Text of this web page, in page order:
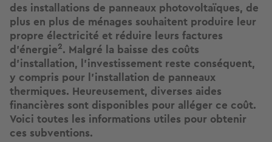
des installations de panneaux photovoltaïques, de
plus en plus de ménages souhaitent produire leur
propre électricité et réduire leurs factures
d’énergie2. Malgré la baisse des coûts
d’installation, l’investissement reste conséquent,
y compris pour l’installation de panneaux
thermiques. Heureusement, diverses aides
financières sont disponibles pour alléger ce coût.
Voici toutes les informations utiles pour obtenir
ces subventions.